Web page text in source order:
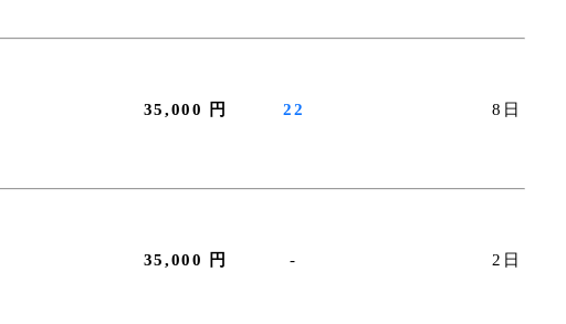
35,000 円 22 8日
35,000 円 - 2日